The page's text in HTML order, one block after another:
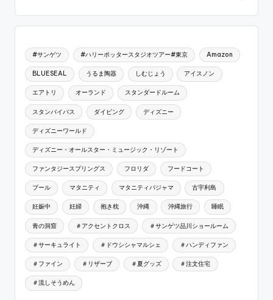
#サンゲツ #ハリーポッタースタジオツアー#東京 Amazon
BLUESEAL うるま陶器 しむじょう アイスノン
エアトリ オーランド スタンダードルーム
スタンバイパス ダイビング ディズニー
ディズニーワールド
ディズニー・オールスター・ミュージック・リゾート
ファンタジースプリングス フロリダ フードコート
プール マタニティ マタニティパジャマ 古宇利島
妊娠中 妊婦 抱き枕 沖縄 沖縄旅行 睡眠
青の洞窟 ＃アクセントクロス ＃サンゲツ品川ショールーム
＃サーキュライト ＃ドウシシャマルシェ ＃ハンディファン
＃ファイン ＃リザーブ ＃夏グッズ ＃注文住宅
＃流しそうめん